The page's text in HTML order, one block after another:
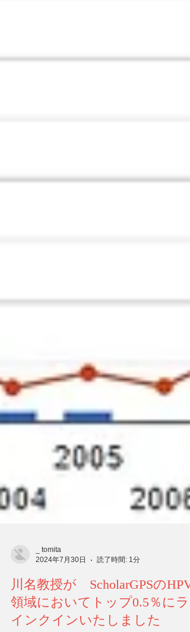
_ tomita
2024年7月30日
読了時間: 1分
川名教授が ScholarGPSのHPV